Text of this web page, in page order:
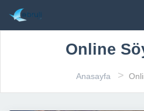
Online
Anasayfa >